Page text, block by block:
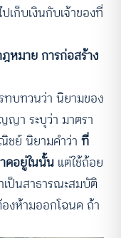
เก็บเงินกับเจ้าของที่
หมาย การก่อสร้าง
บทวนว่า นิยามของ
ญา ระบุว่า มาตรา
ชย์ นิยามคำว่า ที่
ดอยู่ในนั้น แต่ใช้ถ้อย
ป็นสาธารณะสมบัติ
งห้ามออกโฉนด ถ้า